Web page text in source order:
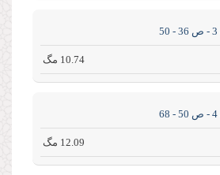
10.74 مگ
12.09 مگ